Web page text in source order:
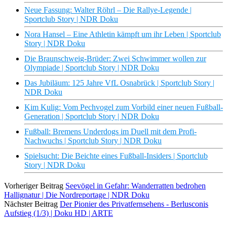
Neue Fassung: Walter Röhrl – Die Rallye-Legende |
Sportclub Story | NDR Doku
Nora Hansel – Eine Athletin kämpft um ihr Leben | Sportclub
Story | NDR Doku
Die Braunschweig-Brüder: Zwei Schwimmer wollen zur
Olympiade | Sportclub Story | NDR Doku
Das Jubiläum: 125 Jahre VfL Osnabrück | Sportclub Story |
NDR Doku
Kim Kulig: Vom Pechvogel zum Vorbild einer neuen Fußball-
Generation | Sportclub Story | NDR Doku
Fußball: Bremens Underdogs im Duell mit dem Profi-
Nachwuchs | Sportclub Story | NDR Doku
Spielsucht: Die Beichte eines Fußball-Insiders | Sportclub
Story | NDR Doku
Vorheriger Beitrag Seevögel in Gefahr: Wanderratten bedrohen
Hallignatur | Die Nordreportage | NDR Doku
Nächster Beitrag Der Pionier des Privatfernsehens - Berlusconis
Aufstieg (1/3) | Doku HD | ARTE